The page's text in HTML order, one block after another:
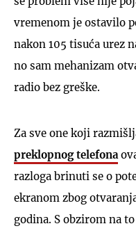
vremenom je ostavilo
nakon 105 tisuća urez
no sam mehanizam
radio bez greške.
Za sve one koji
preklopnog telefona
razloga brinuti se o
ekranom zbog
godina. S obzirom na